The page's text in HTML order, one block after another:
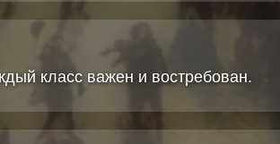
класс важен и востребован.